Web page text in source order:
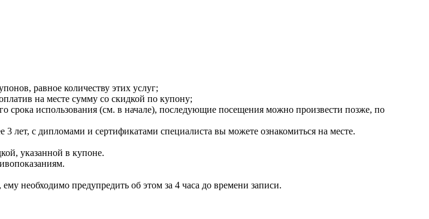
равное количеству этих услуг;
на месте сумму со скидкой по купону;
срока использования (см. в начале), последующие посещения можно произвести позже, по
лет, с дипломами и сертификатами специалиста вы можете ознакомиться на месте.
указанной в купоне.
необходимо предупредить об этом за 4 часа до времени записи.